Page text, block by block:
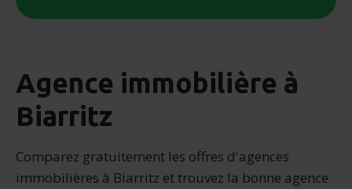
Agence immobilière à
Biarritz
Comparez gratuitement les offres d'agences
immobilières à Biarritz et trouvez la bonne agence